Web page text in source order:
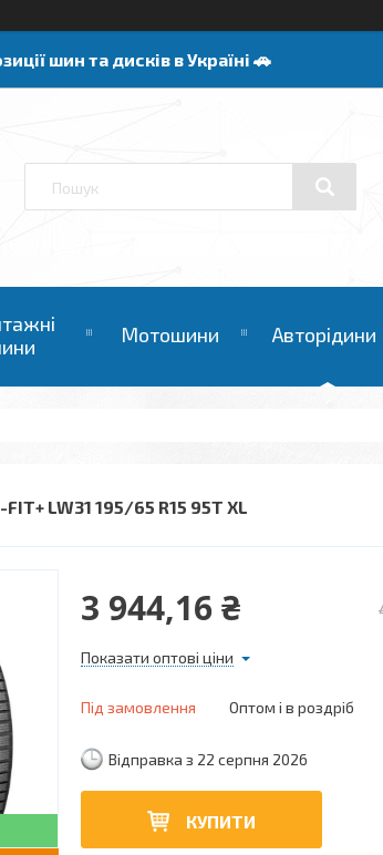
шин та дисків в Україні 🚗
Мотошини Авторідини
LW31 195/65 R15 95T XL
3 944,16 ₴
Показати оптові ціни
Під замовлення Оптом і в роздріб
Відправка з 22 серпня 2026
КУПИТИ